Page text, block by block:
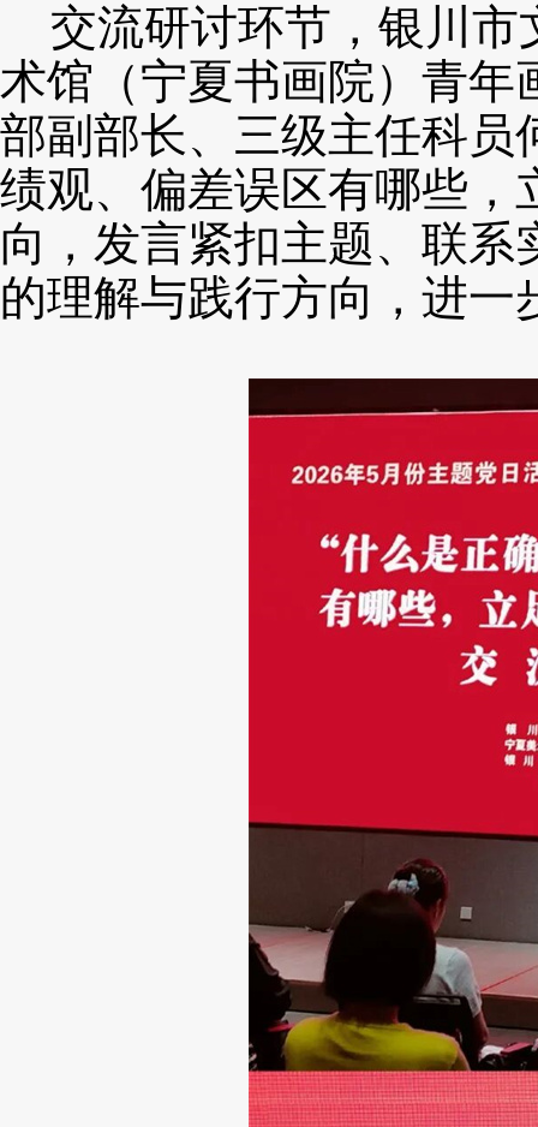
交流研讨环节，银川
术馆（宁夏书画院）青年
部副部长、三级主任科员
绩观、偏差误区有哪些，
向，发言紧扣主题、联
的理解与践行方向，进